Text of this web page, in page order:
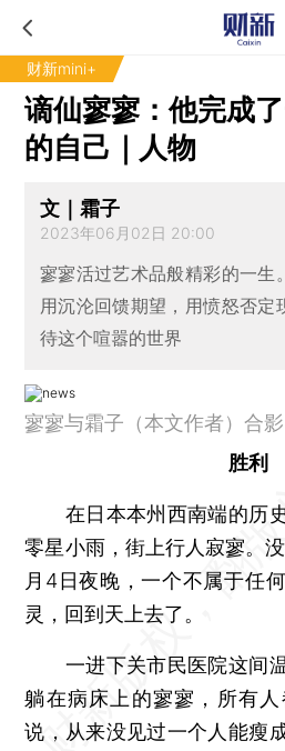
财新mini+
谪仙寥寥：他完成
的自己｜人物
文｜霜子
2023年06月02日 20:00
寥寥活过艺术品般精彩的一生
用沉沦回馈期望，用愤怒否定
待这个喧嚣的世界
寥寥与霜子（本文作者）合影
胜利
在日本本州西南端的历史
零星小雨，街上行人寂寥。
月4日夜晚，一个不属于任
灵，回到天上去了。
一进下关市民医院这间温
躺在病床上的寥寥，所有
说，从来没见过一个人能瘦